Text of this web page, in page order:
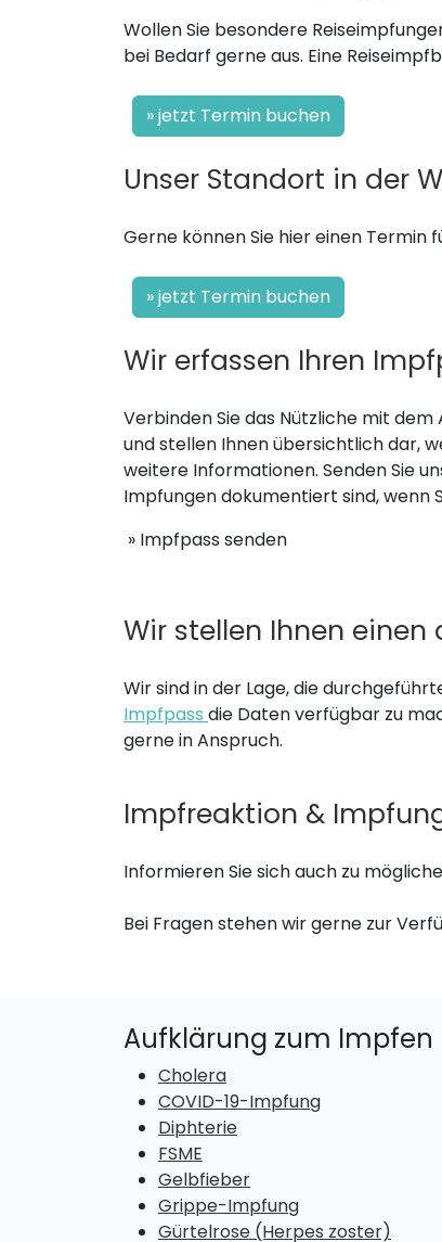
Wollen Sie besondere
bei Bedarf gerne aus. Eine
» jetzt Termin buchen
Unser Standort in der
Gerne können Sie hier einen Termin
» jetzt Termin buchen
Wir erfassen Ihren
Verbinden Sie das Nützliche mit
und stellen Ihnen übersichtlich dar,
weitere Informationen. Senden Sie
Impfungen dokumentiert sind, wenn
» Impfpass senden
Wir stellen Ihnen
Wir sind in der Lage, die
Impfpass die Daten verfügbar zu
gerne in Anspruch.
Impfreaktion &
Informieren Sie sich auch zu
Bei Fragen stehen wir gerne zur
Aufklärung zum Impfen
Cholera
COVID-19-Impfung
Diphterie
FSME
Gelbfieber
Grippe-Impfung
Gürtelrose (Herpes zoster)